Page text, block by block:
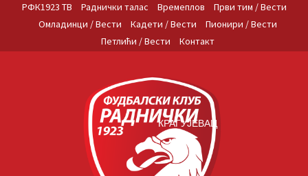
РФК1923 ТВ Раднички талас Времеплов
Први тим / Вести
Омладинци / Вести
Кадети / Вести
Пионири / Вести
Петлићи / Вести
Контакт
КРАГУЈЕВАЦ